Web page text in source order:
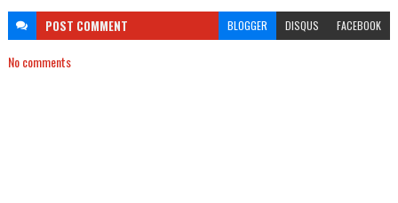
POST COMMENT BLOGGER DISQUS FACEBOOK
No comments